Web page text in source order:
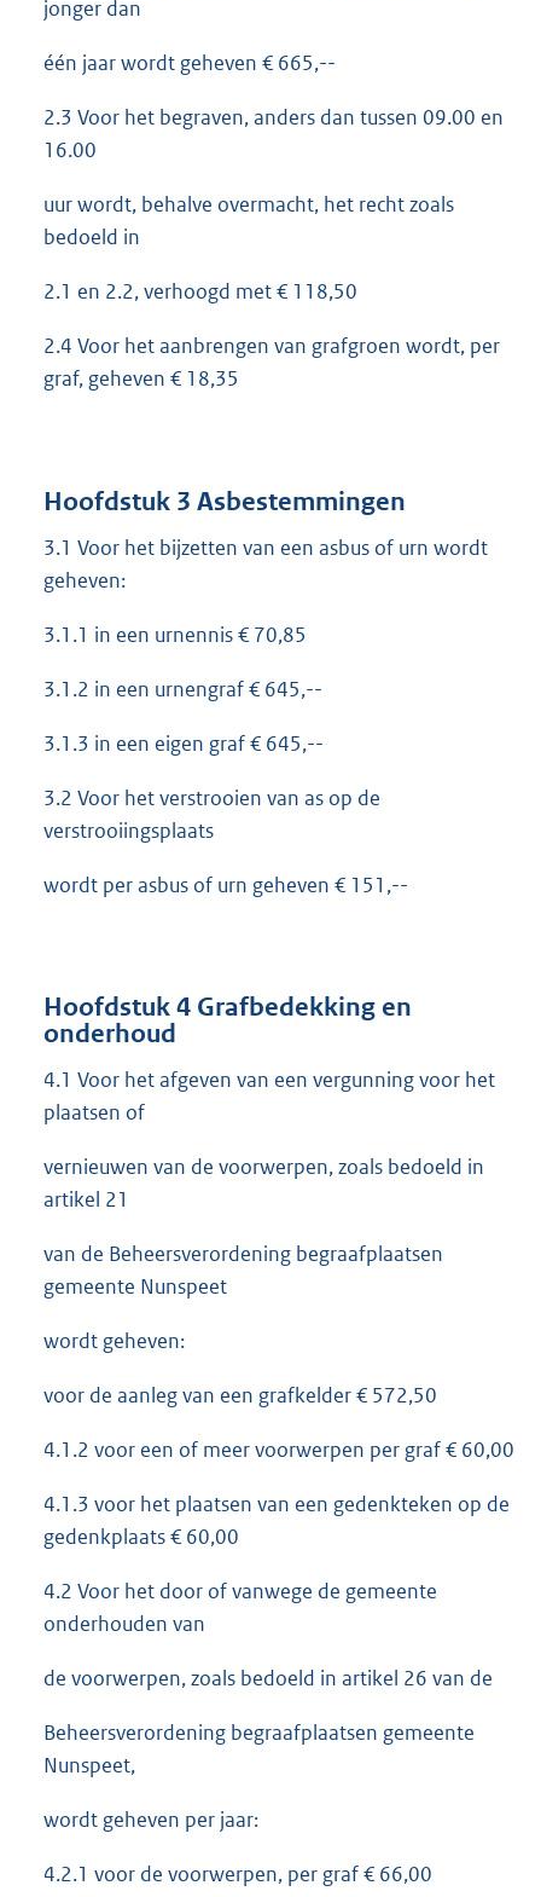
jonger dan
één jaar wordt geheven € 665,--
2.3 Voor het begraven, anders dan tussen 09.00 en
16.00
uur wordt, behalve overmacht, het recht zoals
bedoeld in
2.1 en 2.2, verhoogd met € 118,50
2.4 Voor het aanbrengen van grafgroen wordt, per
graf, geheven € 18,35
Hoofdstuk 3 Asbestemmingen
3.1 Voor het bijzetten van een asbus of urn wordt
geheven:
3.1.1 in een urnennis € 70,85
3.1.2 in een urnengraf € 645,--
3.1.3 in een eigen graf € 645,--
3.2 Voor het verstrooien van as op de
verstrooiingsplaats
wordt per asbus of urn geheven € 151,--
Hoofdstuk 4 Grafbedekking en
onderhoud
4.1 Voor het afgeven van een vergunning voor het
plaatsen of
vernieuwen van de voorwerpen, zoals bedoeld in
artikel 21
van de Beheersverordening begraafplaatsen
gemeente Nunspeet
wordt geheven:
voor de aanleg van een grafkelder € 572,50
4.1.2 voor een of meer voorwerpen per graf € 60,00
4.1.3 voor het plaatsen van een gedenkteken op de
gedenkplaats € 60,00
4.2 Voor het door of vanwege de gemeente
onderhouden van
de voorwerpen, zoals bedoeld in artikel 26 van de
Beheersverordening begraafplaatsen gemeente
Nunspeet,
wordt geheven per jaar:
4.2.1 voor de voorwerpen, per graf € 66,00